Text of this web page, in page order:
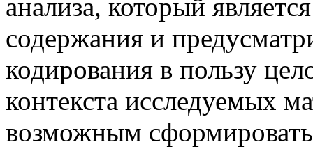
анализа, который
содержания и
кодирования в пользу
контекста исследуемых
возможным